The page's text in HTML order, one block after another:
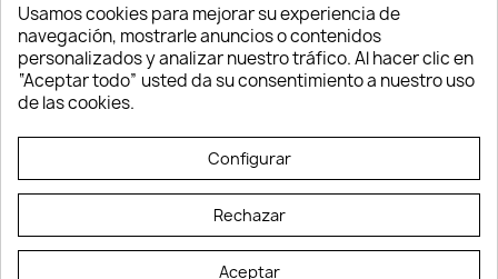
Ropa y Textil
Tecnología
Verano y playa
Vestuario laboral
© LEVELPRINT - 2026
Usamos cookies para mejorar su experiencia de
navegación, mostrarle anuncios o contenidos
personalizados y analizar nuestro tráfico. Al hacer clic en
“Aceptar todo” usted da su consentimiento a nuestro uso
de las cookies.
Configurar
Rechazar
Aceptar